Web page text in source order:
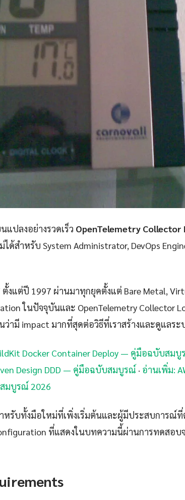
แปลงอย่างรวดเร็ว OpenTelemetry Collector
ด้สำหรับ System Administrator, DevOps
งแต่ปี 1997 ผ่านมาทุกยุคตั้งแต่ Bare Metal,
ในปัจจุบันและ OpenTelemetry Collector
ว่ามี impact มากที่สุดต่อวิธีที่เราสร้างและดูแลระ
Docker Container Deploy — คู่มือฉบับสม
Design DDD — คู่มือฉบับสมบูรณ์ · อ่านเพิ่ม:
มบูรณ์ 2026
รับทั้งมือใหม่ที่เพิ่งเริ่มต้นและผู้มีประสบการณ์ที่
ที่แสดงในบทความนี้ผ่านการทดสอบ